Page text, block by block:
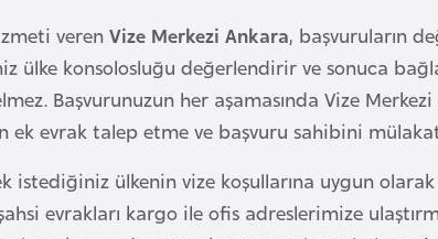
veren Vize Merkezi Ankara, başvuruların
ülke konsolosluğu değerlendirir ve sonuca
Başvurunuzun her aşamasında Vize
ek evrak talep etme ve başvuru sahibini
istediğiniz ülkenin vize koşullarına uygun
evrakları kargo ile ofis adreslerimize